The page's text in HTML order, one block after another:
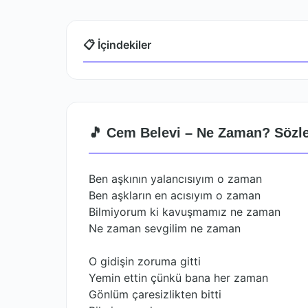
📋 İçindekiler
🎵 Cem Belevi – Ne Zaman?
Ben aşkının yalancısıyım o zaman
Ben aşkların en acısıyım o zaman
Bilmiyorum ki kavuşmamız ne zaman
Ne zaman sevgilim ne zaman
O gidişin zoruma gitti
Yemin ettin çünkü bana her zaman
Gönlüm çaresizlikten bitti